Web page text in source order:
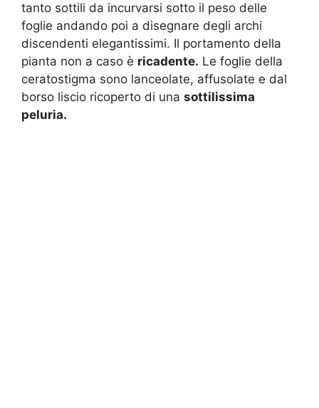
tanto sottili da incurvarsi sotto il peso delle
foglie andando poi a disegnare degli archi
discendenti elegantissimi. Il portamento della
pianta non a caso è ricadente. Le foglie della
ceratostigma sono lanceolate, affusolate e dal
borso liscio ricoperto di una sottilissima
peluria.